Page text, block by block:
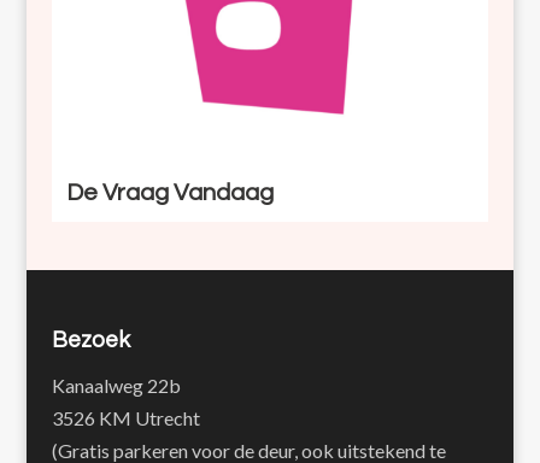
De Vraag Vandaag
Bezoek
Kanaalweg 22b
3526 KM Utrecht
(Gratis parkeren voor de deur, ook uitstekend te